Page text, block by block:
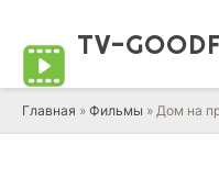
TV-GOOD
Главная » Фильмы » Дом на продажу